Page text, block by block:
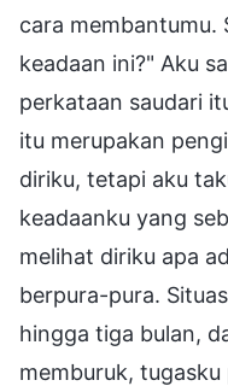
cara membantumu.
keadaan ini?" Aku
perkataan saudari
itu merupakan
diriku, tetapi aku
keadaanku yang
melihat diriku apa
berpura-pura.
hingga tiga bulan,
memburuk,